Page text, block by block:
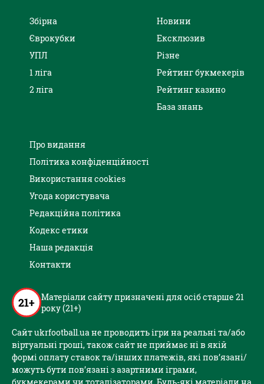
Збірна
Єврокубки
УПЛ
1 ліга
2 ліга
Новини
Ексклюзив
Різне
Рейтинг букмекерів
Рейтинг казино
База знань
Про видання
Політика конфіденційності
Використання cookies
Угода користувача
Редакційна політика
Кодекс етики
Наша редакція
Контакти
21+ Матеріали сайту призначені для осіб старше 21
року (21+)
Сайт ukrfootball.ua не проводить ігри на реальні та/або
віртуальні гроші, також сайт не приймає ні в якій
формі оплату ставок та/інших платежів, які пов’язані/
можуть бути пов’язані з азартними іграми,